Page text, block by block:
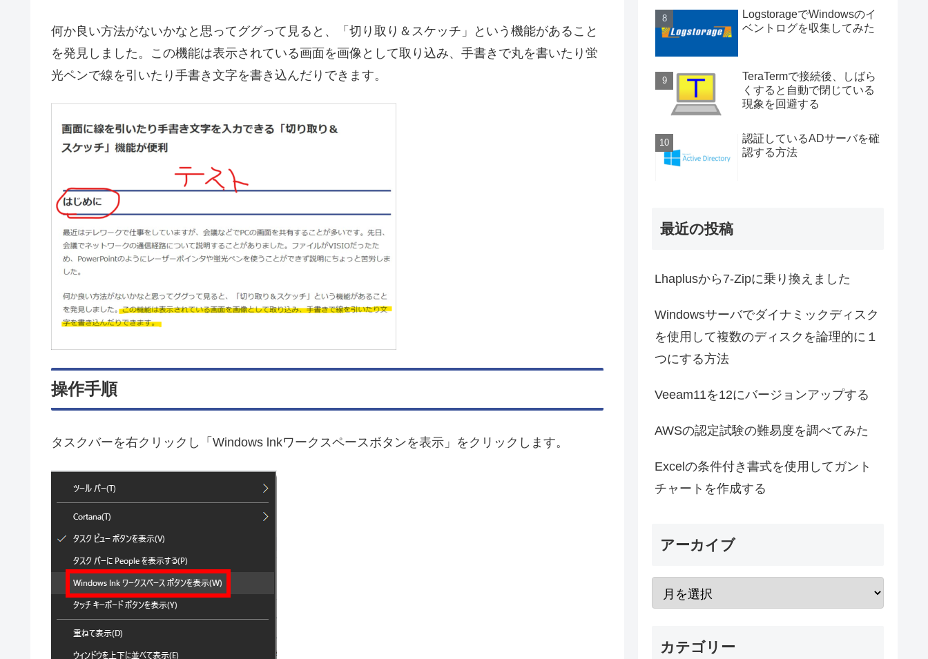
何か良い方法がないかなと思ってググって見ると、「切り取り＆スケッチ」という機能があること
を発見しました。この機能は表示されている画面を画像として取り込み、手書きで丸を書いたり蛍
光ペンで線を引いたり手書き文字を書き込んだりできます。
操作手順
タスクバーを右クリックし「Windows lnkワークスペースボタンを表示」をクリックします。
LogstorageでWindowsのイ
ベントログを収集してみた
TeraTermで接続後、しばら
くすると自動で閉じている
現象を回避する
認証しているADサーバを確
認する方法
最近の投稿
Lhaplusから7-Zipに乗り換えました
Windowsサーバでダイナミックディスク
を使用して複数のディスクを論理的に１
つにする方法
Veeam11を12にバージョンアップする
AWSの認定試験の難易度を調べてみた
Excelの条件付き書式を使用してガント
チャートを作成する
アーカイブ
カテゴリー